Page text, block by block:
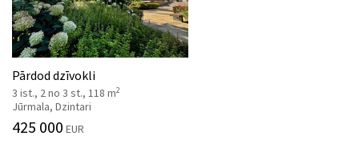
Pārdod dzīvokli
3 ist., 2 no 3 st., 118 m2
Jūrmala, Dzintari
425 000 EUR